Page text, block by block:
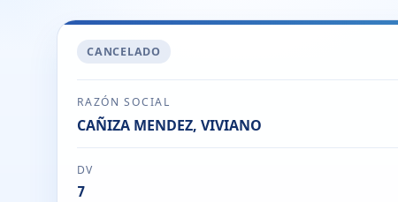
CANCELADO
RAZÓN SOCIAL
CAÑIZA MENDEZ, VIVIANO
DV
7